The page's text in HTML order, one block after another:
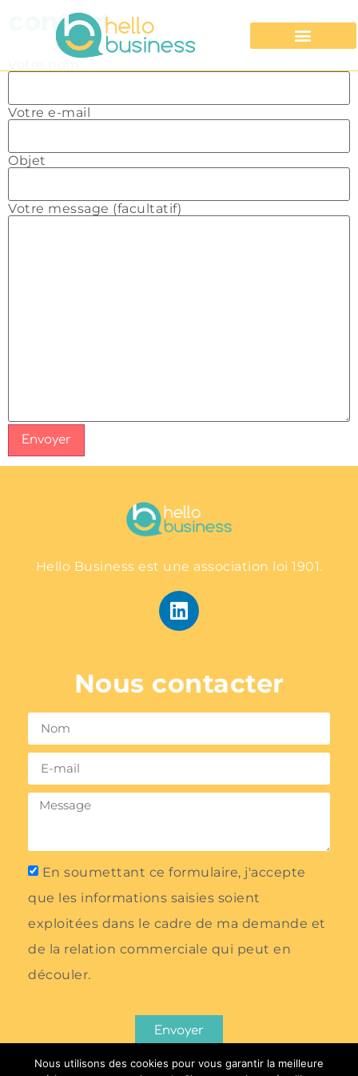
contact
Votre e-mail
Objet
Votre message (facultatif)
Hello Business est une association loi 1901.
Nous contacter
En soumettant ce formulaire, j'accepte
que les informations saisies soient
exploitées dans le cadre de ma demande et
de la relation commerciale qui peut en
découler.
Envoyer
Nous utilisons des cookies pour vous garantir la meilleure